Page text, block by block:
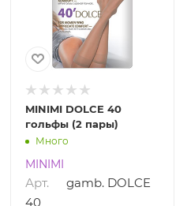
MINIMI DOLCE 40
гольфы (2 пары)
Много
MINIMI
Арт.
gamb. DOLCE
40